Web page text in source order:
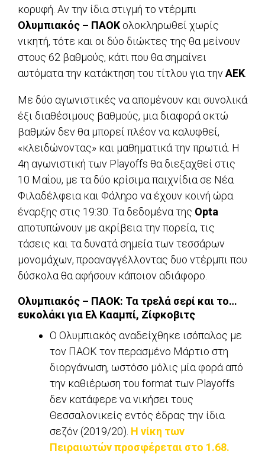
κορυφή. Αν την ίδια στιγμή το ντέρμπι
Ολυμπιακός – ΠΑΟΚ ολοκληρωθεί χωρίς
νικητή, τότε και οι δύο διώκτες της θα μείνουν
στους 62 βαθμούς, κάτι που θα σημαίνει
αυτόματα την κατάκτηση του τίτλου για τηνΑΕΚ
Με δύο αγωνιστικές να απομένουν και συνολικά
έξι διαθέσιμους βαθμούς, μια διαφορά οκτώ
βαθμών δεν θα μπορεί πλέον να καλυφθεί,
«κλειδώνοντας» και μαθηματικά την πρωτιά. Η
4η αγωνιστική των Playoffs θα διεξαχθεί στις
10 Μαΐου, με τα δύο κρίσιμα παιχνίδια σε Νέα
Φιλαδέλφεια και Φάληρο να έχουν κοινή ώρα
έναρξης στις 19:30. Τα δεδομένα της Opta
αποτυπώνουν με ακρίβεια την πορεία, τις
τάσεις και τα δυνατά σημεία των τεσσάρων
μονομάχων, προαναγγέλλοντας δυο ντέρμπι που
δύσκολα θα αφήσουν κάποιον αδιάφορο.
Ολυμπιακός – ΠΑΟΚ: Τα τρελά σερί και το…
ευκολάκι για Ελ Κααμπί, Ζίφκοβιτς
Ο Ολυμπιακός αναδείχθηκε ισόπαλος με
τον ΠΑΟΚ τον περασμένο Μάρτιο στη
διοργάνωση, ωστόσο μόλις μία φορά από
την καθιέρωση του format των Playoffs
δεν κατάφερε να νικήσει τους
Θεσσαλονικείς εντός έδρας την ίδια
σεζόν (2019/20). Η νίκη των
Πειραιωτών προσφέρεται στο 1.68.